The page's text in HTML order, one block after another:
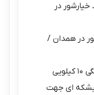
خیارشور در
در همدان /
ای جهت